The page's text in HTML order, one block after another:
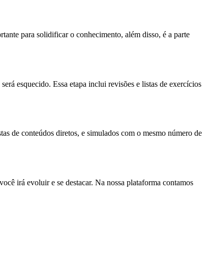
para solidificar o conhecimento, além disso, é a parte
esquecido. Essa etapa inclui revisões e listas de exercícios
de conteúdos diretos, e simulados com o mesmo número de
irá evoluir e se destacar. Na nossa plataforma contamos